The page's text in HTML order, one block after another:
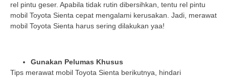
rel pintu geser. Apabila tidak rutin dibersihkan, tentu rel pintu
mobil Toyota Sienta cepat mengalami kerusakan. Jadi, merawat
mobil Toyota Sienta harus sering dilakukan yaa!
Gunakan Pelumas Khusus
Tips merawat mobil Toyota Sienta berikutnya, hindari